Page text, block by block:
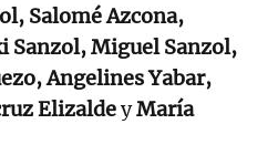
Salomé Azcona,
Sanzol, Miguel Sanzol,
Angelines Yabar,
ElizaldeyMaría